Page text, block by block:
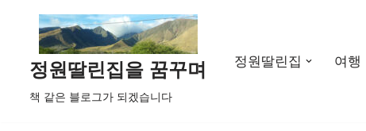
정원딸린집을 꿈꾸며
책 같은 블로그가 되겠습니다
정원딸린집 여행